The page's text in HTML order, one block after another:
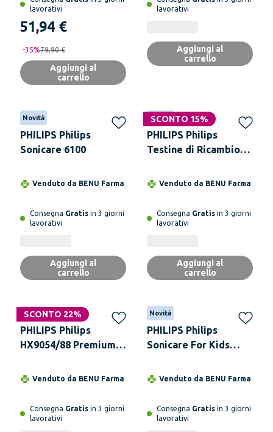
lavorativi
51,94 €
-35%79,90 €
Aggiungi al
carrello
lavorativi
Aggiungi al
carrello
Novità
PHILIPS Philips
Sonicare 6100
Venduto da BENU Farma
Consegna Gratis in 3 giorni
lavorativi
Aggiungi al
carrello
SCONTO 15%
Novità
PHILIPS Philips
Testine di Ricambio
Elettrico HX6044/90 4
Venduto da BENU Farma
Consegna Gratis in 3 giorni
lavorativi
Aggiungi al
carrello
SCONTO 22%
Novità
PHILIPS Philips
HX9054/88 Premium
Testine di Ricambio
Venduto da BENU Farma
Consegna Gratis in 3 giorni
lavorativi
Novità
PHILIPS Philips
Sonicare For Kids
Venduto da BENU Farma
Consegna Gratis in 3 giorni
lavorativi